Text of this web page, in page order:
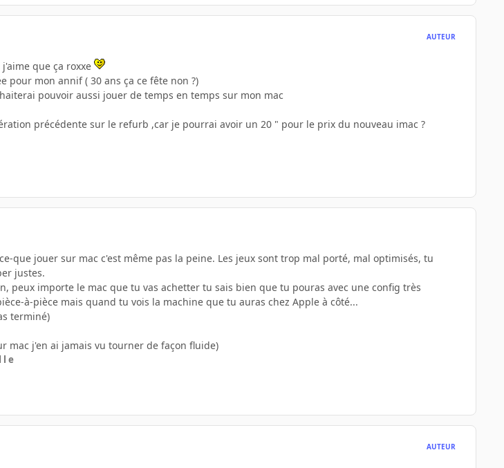
AUTEUR
que ça roxxe
pour mon annif ( 30 ans ça ce fête non ?)
pouvoir aussi jouer de temps en temps sur mon mac
précédente sur le refurb ,car je pourrai avoir un 20 " pour le prix du nouveau imac ?
que jouer sur mac c'est même pas la peine. Les jeux sont trop mal porté, mal optimisés, tu
justes.
peux importe le mac que tu vas achetter tu sais bien que tu pouras avec une config très
à-pièce mais quand tu vois la machine que tu auras chez Apple à côté...
terminé)
mac j'en ai jamais vu tourner de façon fluide)
l e
AUTEUR